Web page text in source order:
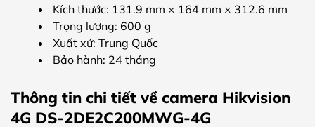
Kích thước: 131.9 mm × 164 mm × 312.6 mm
Trọng lượng: 600 g
Xuất xứ: Trung Quốc
Bảo hành: 24 tháng
Thông tin chi tiết về camera Hikvision
4G DS-2DE2C200MWG-4G